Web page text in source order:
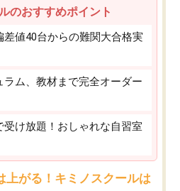
のおすすめポイント
値40台からの難関大合格実
ム、教材まで完全オーダー
け放題！おしゃれな自習室
上がる！キミノスクールは